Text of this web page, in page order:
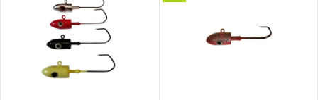
Abecedně